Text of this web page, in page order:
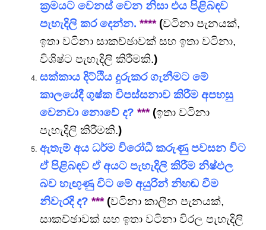
ක්‍රමයට වෙනස් වෙන නිසා එය පිළිබඳව
පැහැදිලි කර දෙන්න. ****(වටිනා පැනයක්,
ඉතා වටිනා සාකච්ඡාවක් සහ ඉතා වටිනා,
විශිෂ්ට පැහැදිලි කිරීමකි.)
සක්කාය දිට්ඨිය දුරුකර ගැනීමට මේ
කාලයේදී ගුෂ්ක විපස්සනාව කිරීම අපහසු
වෙනවා නොවේ ද? ***(ඉතා වටිනා
පැහැදිලි කිරීමකි.)
ඇතැම් අය ධර්ම විරෝධී කරුණු පවසන විට
ඒ පිළිබඳව ඒ අයට පැහැදිලි කිරීම නිෂ්ඵල
බව හැඟුණු විට මේ අයුරින් නිහඬ වීම
නිවැරදි ද? ***(වටිනා කාලීන පැනයක්,
සාකච්ඡාවක් සහ ඉතා වටිනා විරල පැහැදිලි